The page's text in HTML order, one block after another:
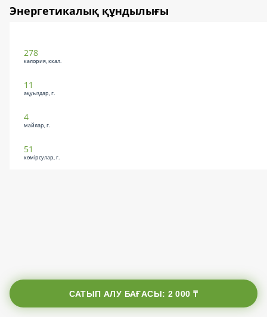
Энергетикалық құндылығы
278
калория, ккал.
11
ақуыздар, г.
4
майлар, г.
51
көмірсулар, г.
САТЫП АЛУ БАҒАСЫ: 2 000 ₸